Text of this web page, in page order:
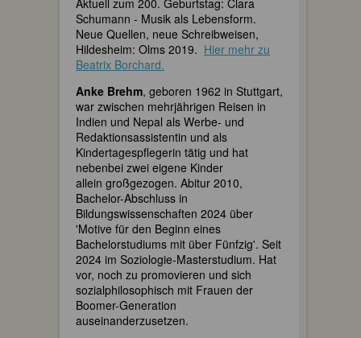
Aktuell zum 200. Geburtstag: Clara
Schumann - Musik als Lebensform.
Neue Quellen, neue Schreibweisen,
Hildesheim: Olms 2019. Hier mehr zu
Beatrix Borchard.
Anke Brehm, geboren 1962 in Stuttgart,
war zwischen mehrjährigen Reisen in
Indien und Nepal als Werbe- und
Redaktionsassistentin und als
Kindertagespflegerin tätig und hat
nebenbei zwei eigene Kinder
allein großgezogen. Abitur 2010,
Bachelor-Abschluss in
Bildungswissenschaften 2024 über
'Motive für den Beginn eines
Bachelorstudiums mit über Fünfzig'. Seit
2024 im Soziologie-Masterstudium. Hat
vor, noch zu promovieren und sich
sozialphilosophisch mit Frauen der
Boomer-Generation
auseinanderzusetzen.